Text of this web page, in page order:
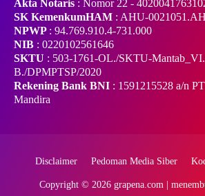
Akta Notaris : Nomor 22 -
SK KemenkumHAM : AHU-
NPWP : 94.769.910.4-731.000
NIB : 0220102561646
SKTU : 503-1761-OL./SKTU-
B./DPMPTSP/2020
Rekening Bank BNI : 1591215528 a/n
Mandira
Copyright © 2026 grapena.com |
Disclaimer Pedoman Media Siber